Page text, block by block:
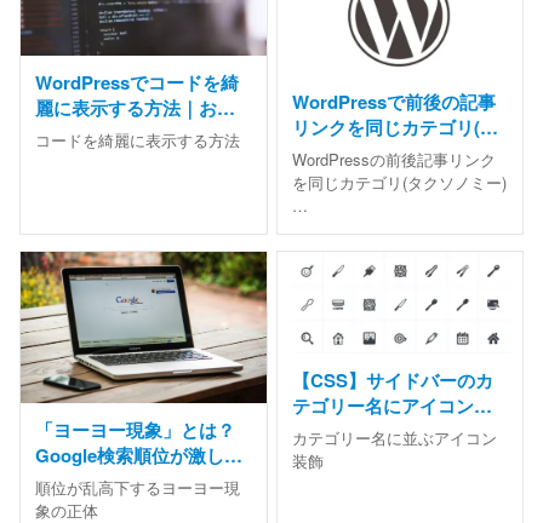
WordPressでコードを綺
麗に表示する方法｜おす
すめシンタックスハイラ
コードを綺麗に表示する方法
WordPressで前後の記事
リンクを同じカテゴリ(タ
クソノミー)にする方法
WordPressの前後記事リンク
を同じカテゴリ(タクソノミー)
…
「ヨーヨー現象」とは？
Google検索順位が激しく
変動する本当の理由と対
処法
順位が乱高下するヨーヨー現
象の正体
【CSS】サイドバーのカ
テゴリー名にアイコン表
示｜背景画像・疑似要
素・絵文字
カテゴリー名に並ぶアイコン
装飾